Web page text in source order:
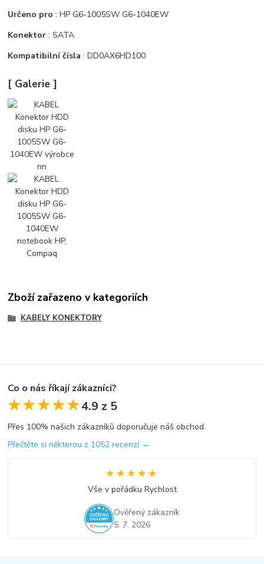
Určeno pro : HP G6-1005SW G6-1040EW
Konektor : SATA
Kompatibilní čísla : DD0AX6HD100
[ Galerie ]
Zboží zařazeno v kategoriích
KABELY KONEKTORY
Co o nás říkají zákazníci?
★★★★★
★★★★★4.9 z 5
Přes 100% našich zákazníků doporučuje náš obchod.
Přečtěte si některou z 1052 recenzí →
★★★★★
★★★★★
Vše v pořádku Rychlost
Ověřený zákazník
5. 7. 2026